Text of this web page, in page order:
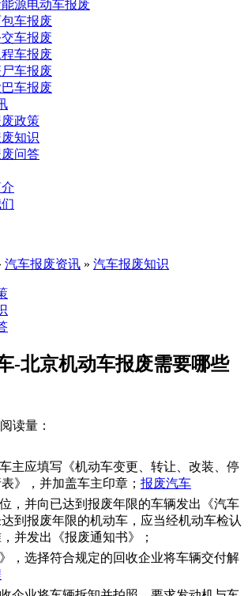
源电动车报废
车报废
车报废
车报废
车报废
车报废
政策
知识
问答
汽车报废资讯 » 汽车报废知识
-北京机动车报废需要哪些
阅读量：
主应填写《机动车变更、转让、改装、停
》，并加盖车主印章； 报废汽车
，并向已达到报废年限的车辆发出《汽车
到报废年限的机动车，应当经机动车检认
并发出《报废通知书》；
，选择符合规定的回收企业将车辆交付解